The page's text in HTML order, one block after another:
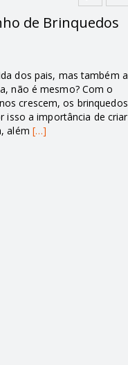
de Brinquedos
dos pais, mas também a
não é mesmo? Com o
crescem, os brinquedos
isso a importância de criar
além […]